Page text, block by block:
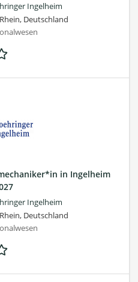
Ingelheim
Deutschland
in Ingelheim
Ingelheim
Deutschland